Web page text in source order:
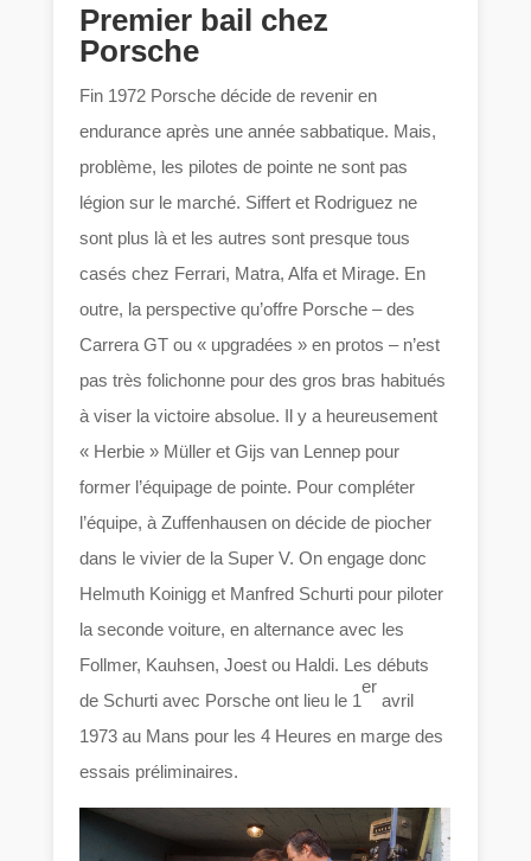
Premier bail chez
Porsche
Fin 1972 Porsche décide de revenir en
endurance après une année sabbatique. Mais,
problème, les pilotes de pointe ne sont pas
légion sur le marché. Siffert et Rodriguez ne
sont plus là et les autres sont presque tous
casés chez Ferrari, Matra, Alfa et Mirage. En
outre, la perspective qu’offre Porsche – des
Carrera GT ou « upgradées » en protos – n’est
pas très folichonne pour des gros bras habitués
à viser la victoire absolue. Il y a heureusement
« Herbie » Müller et Gijs van Lennep pour
former l’équipage de pointe. Pour compléter
l’équipe, à Zuffenhausen on décide de piocher
dans le vivier de la Super V. On engage donc
Helmuth Koinigg et Manfred Schurti pour piloter
la seconde voiture, en alternance avec les
Follmer, Kauhsen, Joest ou Haldi. Les débuts
de Schurti avec Porsche ont lieu le 1
er
avril
1973 au Mans pour les 4 Heures en marge des
essais préliminaires.